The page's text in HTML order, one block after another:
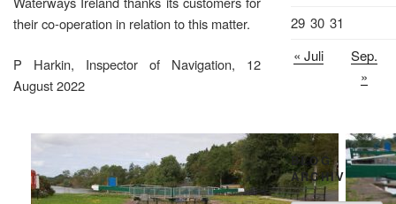
their co-operation in relation to this matter.
P Harkin, Inspector of Navigation, 12
August 2022
29 30 31
« Juli
Sep.
»
BLOG
ARCHIV